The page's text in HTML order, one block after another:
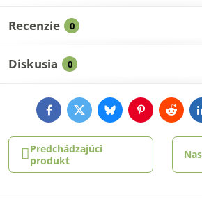
Recenzie 0
Diskusia 0
FacebookTwitterBlueskyPinterestReddit
Predchádzajúci
produkt